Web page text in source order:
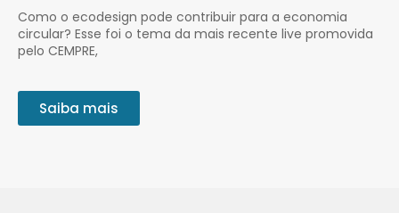
Como o ecodesign pode contribuir para a economia
circular? Esse foi o tema da mais recente live promovida
pelo CEMPRE,
Saiba mais